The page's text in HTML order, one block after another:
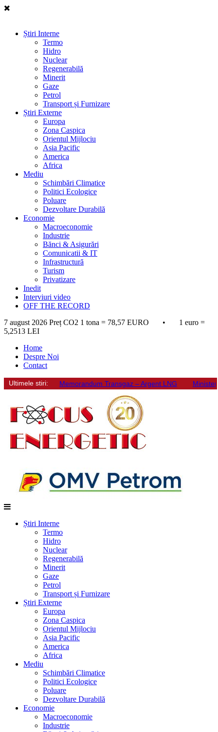
Știri Interne
Termo
Hidro
Nuclear
Regenerabilă
Minerit
Gaze
Petrol
Transport și Furnizare
Știri Externe
Europa
Zona Caspica
Orientul Mijlociu
Asia Pacific
America
Africa
Mediu
Schimbări Climatice
Politici Ecologice
Poluare
Dezvoltare Durabilă
Economie
Macroeconomie
Industrie
Bănci & Asigurări
Comunicatii & IT
Infrastructură
Turism
Privatizare
Inedit
Interviuri video
OFF THE RECORD
7 august 2026 Preț CO2 1 tona = 78,57 EURO • 1 euro =
5,2513 LEI
Home
Despre Noi
Contact
Ultimele stiri: Memorandum Transgaz – Argent LNG
Știri Interne
Termo
Hidro
Nuclear
Regenerabilă
Minerit
Gaze
Petrol
Transport și Furnizare
Știri Externe
Europa
Zona Caspica
Orientul Mijlociu
Asia Pacific
America
Africa
Mediu
Schimbări Climatice
Politici Ecologice
Poluare
Dezvoltare Durabilă
Economie
Macroeconomie
Industrie